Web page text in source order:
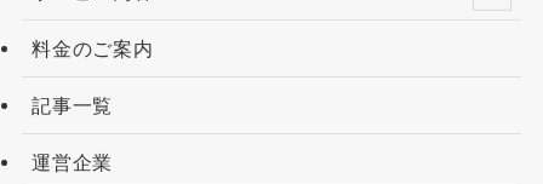
料金のご案内
記事一覧
運営企業